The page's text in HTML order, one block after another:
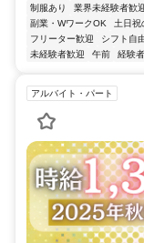
制服あり 業界未経験者歓
副業・WワークOK
土日祝
フリーター歓迎
シフト自
未経験者歓迎
午前 経験
アルバイト・パート